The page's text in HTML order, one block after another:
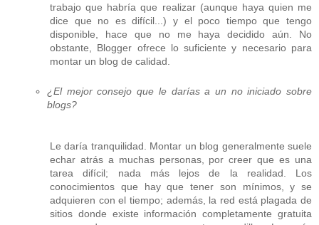
trabajo que habría que realizar (aunque haya quien me
dice que no es difícil...) y el poco tiempo que tengo
disponible, hace que no me haya decidido aún. No
obstante, Blogger ofrece lo suficiente y necesario para
montar un blog de calidad.
¿El mejor consejo que le darías a un no iniciado sobre
blogs?
Le daría tranquilidad. Montar un blog generalmente suele
echar atrás a muchas personas, por creer que es una
tarea difícil; nada más lejos de la realidad. Los
conocimientos que hay que tener son mínimos, y se
adquieren con el tiempo; además, la red está plagada de
sitios donde existe información completamente gratuita